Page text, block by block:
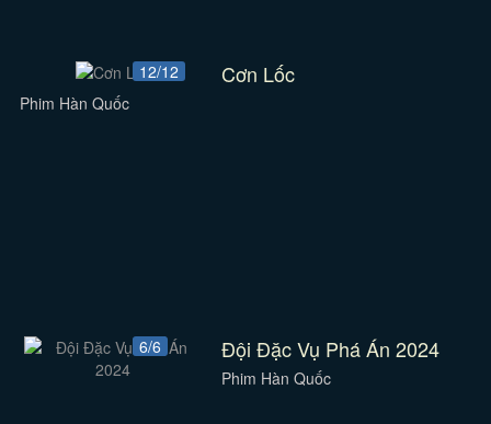
12/12 Cơn Lốc
Phim Hàn Quốc
6/6 Đội Đặc Vụ Phá Án 2024
Phim Hàn Quốc